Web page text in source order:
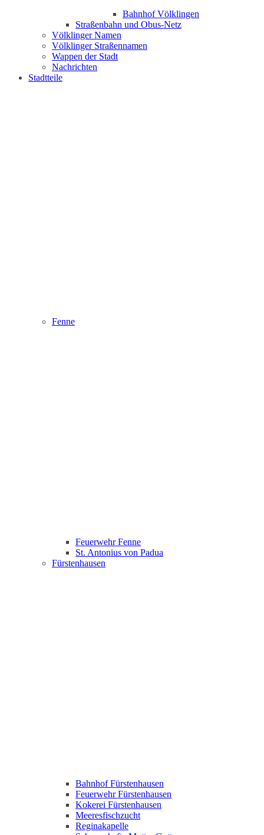
Bahnhof Völklingen
Straßenbahn und Obus-Netz
Völklinger Namen
Völklinger Straßennamen
Wappen der Stadt
Nachrichten
Stadtteile
Fenne
Feuerwehr Fenne
St. Antonius von Padua
Fürstenhausen
Bahnhof Fürstenhausen
Feuerwehr Fürstenhausen
Kokerei Fürstenhausen
Meeresfischzucht
Reginakapelle